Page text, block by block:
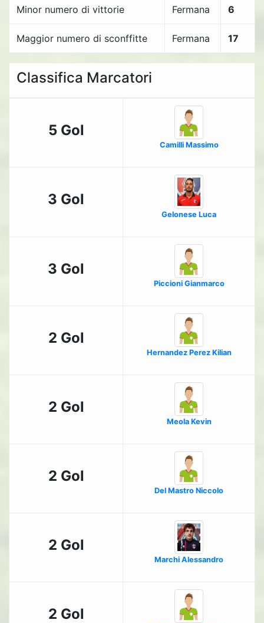
Minor numero di vittorie Fermana 6
Maggior numero di sconffitte Fermana 17
Classifica Marcatori
5 Gol
Camilli Massimo
3 Gol
Gelonese Luca
3 Gol
Piccioni Gianmarco
2 Gol
Hernandez Perez Kilian
2 Gol
Meola Kevin
2 Gol
Del Mastro Niccolo
2 Gol
Marchi Alessandro
2 Gol